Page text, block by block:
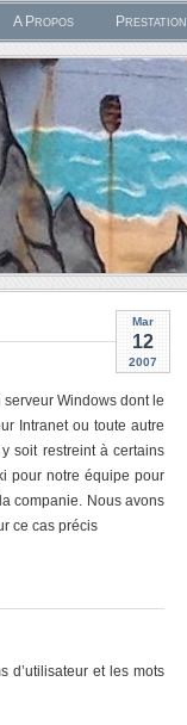
A Propos Prestation
Mar
12
2007
Windows dont le
Intranet ou toute autre
soit restreint à certains
pour notre équipe pour
companie. Nous avons
ce cas précis
d’utilisateur et les mots